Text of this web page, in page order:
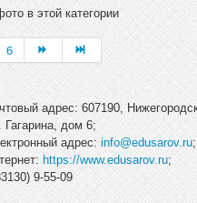
в этой категории
6
адрес: 607190,
Гагарина, дом 6;
адрес:info@edusarov.ru
https://www.edusarov.ru;
9-55-09